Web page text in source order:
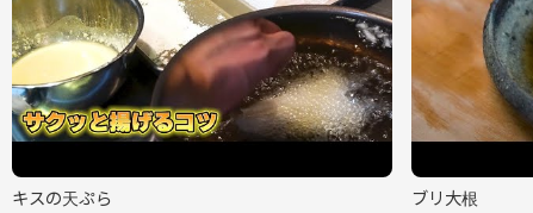
キスの天ぷら ブリ大根